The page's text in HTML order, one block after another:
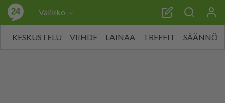
Valikko
KESKUSTELU VIIHDE LAINAA TREFFIT SÄÄNNÖT